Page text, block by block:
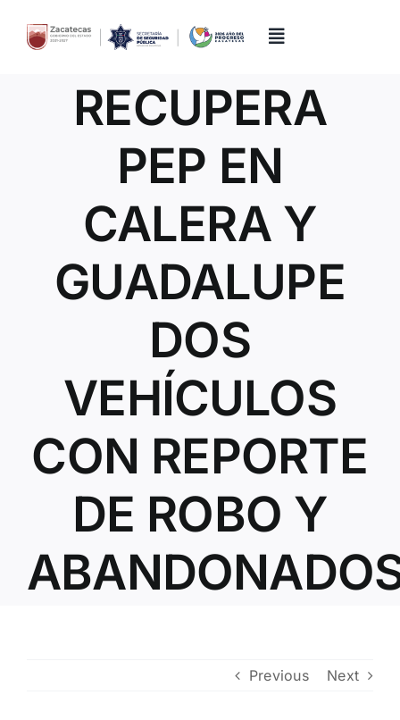
content
Toggle
Quiénes Somos
Trámites y Servicios
Contacto
RECUPERA
PEP EN
CALERA Y
GUADALUPE
DOS
VEHÍCULOS
CON REPORTE
DE ROBO Y
Previous Next